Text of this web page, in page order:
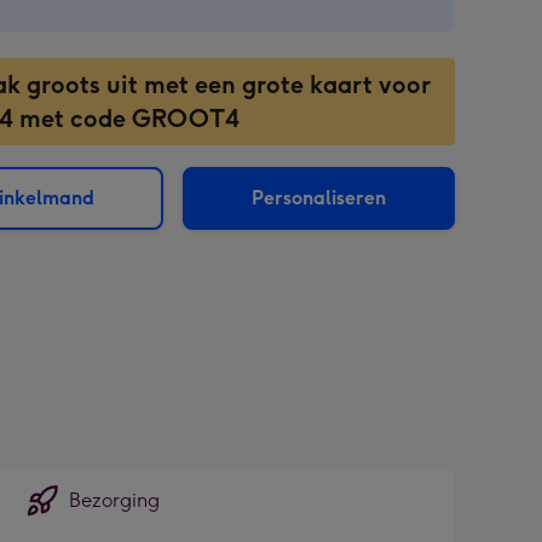
groots uit met een grote kaart voor
met code GROOT4
Personaliseren
Bezorging